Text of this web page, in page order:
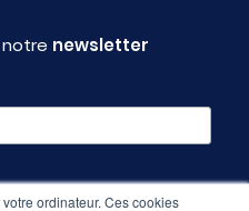
ordinateur. Ces cookies
newsletter